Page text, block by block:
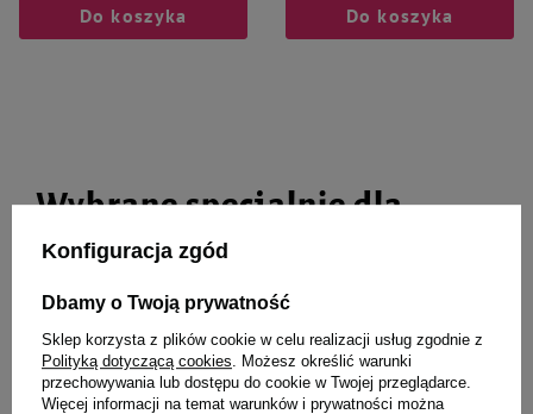
Do koszyka Do koszyka
Wybrane specjalnie dla
Ciebie i Twojego czworonoga
Over Zoo Bio Protecto Spot On
dla psów małych krople na bazie
naturalnych olejków eterycznych
Naturalny szampon dla psów
Super Beno Professional
Chihuahua 300 ml
Konfiguracja zgód
Dbamy o Twoją prywatność
Sklep korzysta z plików cookie w celu realizacji usług zgodnie z
Polityką dotyczącą cookies. Możesz określić warunki
przechowywania lub dostępu do cookie w Twojej przeglądarce.
Więcej informacji na temat warunków i prywatności można